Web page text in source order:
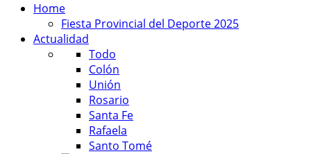
Home
Fiesta Provincial del Deporte 2025
Actualidad
Todo
Colón
Unión
Rosario
Santa Fe
Rafaela
Santo Tomé